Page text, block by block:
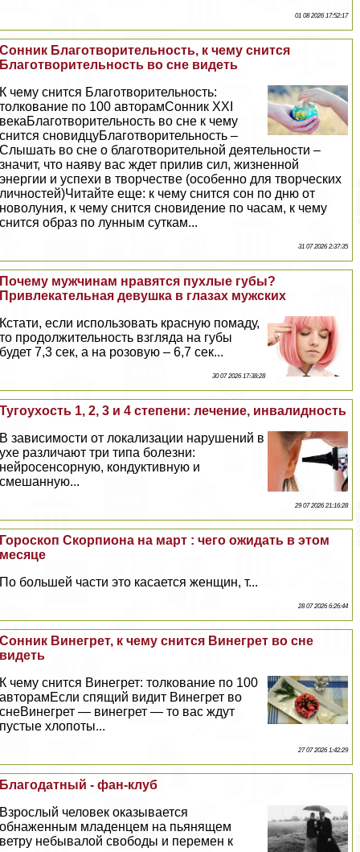
01 08 2026 17:52:17
Сонник Благотворительность, к чему снится
Благотворительность во сне видеть
К чему снится Благотворительность:
толкование по 100 авторамСонник XXI
векаБлаготворительность во сне к чему
снится сновидцуБлаготворительность –
Слышать во сне о благотворительной деятельности –
значит, что наяву вас ждет прилив сил, жизненной
энергии и успехи в творчестве (особенно для творческих
личностей)Читайте еще: к чему снится сон по дню от
новолуния, к чему снится сновидение по часам, к чему
снится образ по лунным суткам...
31 07 2026 2:37:35
Почему мужчинам нравятся пухлые губы?
Привлекательная дeвyшка в глазах мужских
Кстати, если использовать красную помаду,
то продолжительность взгляда на губы
будет 7,3 сек, а на розовую – 6,7 сек...
30 07 2026 17:38:28
Тугоухость 1, 2, 3 и 4 степени: лечение, инвалидность
В зависимости от локализации нарушений в
ухе различают три типа болезни:
нейросенсорную, кондуктивную и
смешанную...
29 07 2026 21:16:28
Гороскоп Скорпиона на март : чего ожидать в этом
месяце
По большей части это касается женщин, т...
28 07 2026 6:26:44
Сонник Винегрет, к чему снится Винегрет во сне
видеть
К чему снится Винегрет: толкование по 100
авторамЕсли спящий видит Винегрет во
снеВинегрет — винегрет — то вас ждут
пустые хлопоты...
27 07 2026 1:42:29
Благодатный - фан-клуб
Взрослый человек оказывается
обнаженным младенцем на пьянящем
ветру небывалой свободы и перемен к